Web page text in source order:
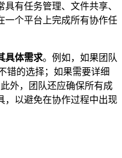
有任务管理、文件共享、
一个平台上完成所有协作任
具体需求。例如，如果团队
错的选择；如果需要详细
外，团队还应确保所有成
，以避免在协作过程中出现